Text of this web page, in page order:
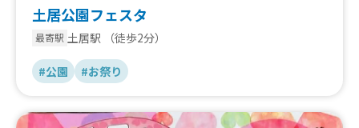
土居公園フェスタ
最寄駅 土居駅 （徒歩2分）
#公園 #お祭り